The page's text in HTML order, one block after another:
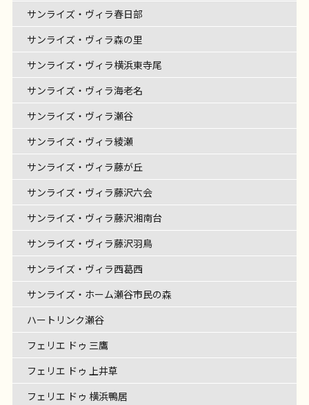
サンライズ・ヴィラ春日部
サンライズ・ヴィラ森の里
サンライズ・ヴィラ横浜東寺尾
サンライズ・ヴィラ海老名
サンライズ・ヴィラ瀬谷
サンライズ・ヴィラ綾瀬
サンライズ・ヴィラ藤が丘
サンライズ・ヴィラ藤沢六会
サンライズ・ヴィラ藤沢湘南台
サンライズ・ヴィラ藤沢羽鳥
サンライズ・ヴィラ西葛西
サンライズ・ホーム瀬谷市民の森
ハートリンク瀬谷
フェリエ ドゥ 三鷹
フェリエ ドゥ 上井草
フェリエ ドゥ 横浜鴨居